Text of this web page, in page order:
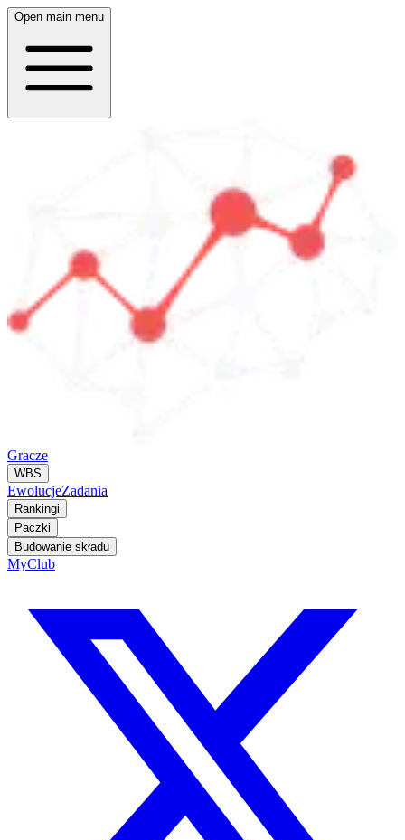
Open main menu
Gracze
WBS
EwolucjeZadania
Rankingi
Paczki
Budowanie składu
MyClub